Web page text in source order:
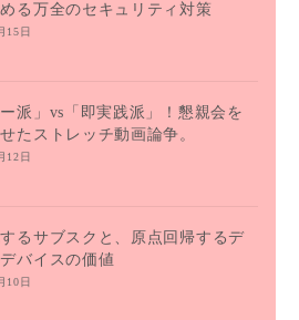
る万全のセキュリティ対策
15日
ー派」vs「即実践派」！懇親会を
たストレッチ動画論争。
12日
るサブスクと、原点回帰するデ
バイスの価値
10日